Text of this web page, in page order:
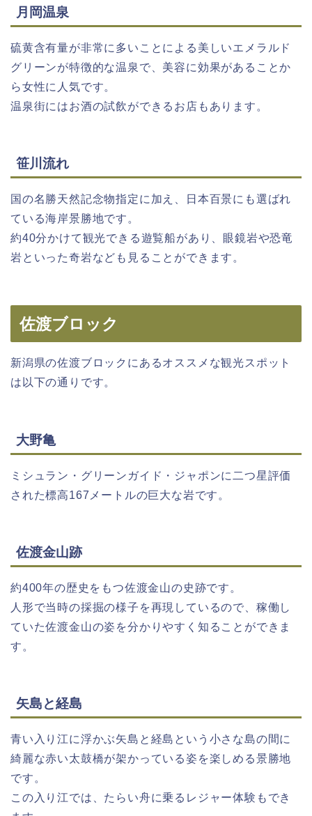
月岡温泉
硫黄含有量が非常に多いことによる美しいエメラルド
グリーンが特徴的な温泉で、美容に効果があることか
ら女性に人気です。
温泉街にはお酒の試飲ができるお店もあります。
笹川流れ
国の名勝天然記念物指定に加え、日本百景にも選ばれ
ている海岸景勝地です。
約40分かけて観光できる遊覧船があり、眼鏡岩や恐竜
岩といった奇岩なども見ることができます。
佐渡ブロック
新潟県の佐渡ブロックにあるオススメな観光スポット
は以下の通りです。
大野亀
ミシュラン・グリーンガイド・ジャポンに二つ星評価
された標高167メートルの巨大な岩です。
佐渡金山跡
約400年の歴史をもつ佐渡金山の史跡です。
人形で当時の採掘の様子を再現しているので、稼働し
ていた佐渡金山の姿を分かりやすく知ることができま
す。
矢島と経島
青い入り江に浮かぶ矢島と経島という小さな島の間に
綺麗な赤い太鼓橋が架かっている姿を楽しめる景勝地
です。
この入り江では、たらい舟に乗るレジャー体験もでき